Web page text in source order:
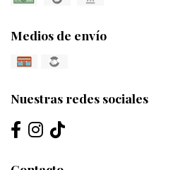
Medios de envío
Nuestras redes sociales